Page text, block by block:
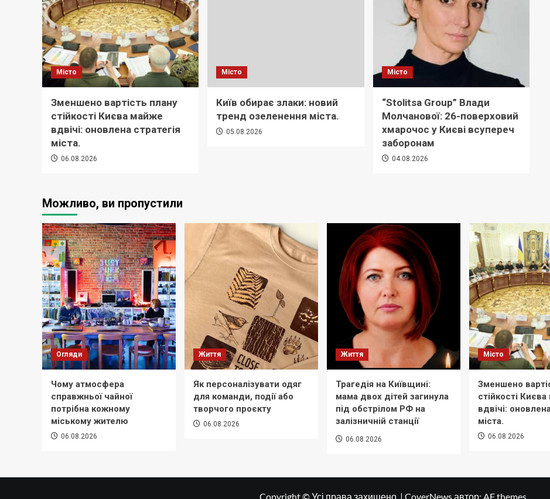
Місто
Зменшено вартість плану
стійкості Києва майже
вдвічі: оновлена стратегія
міста.
06.08.2026
Місто
Київ обирає злаки: новий
тренд озеленення міста.
05.08.2026
Місто
“Stolitsa Group” Влади
Молчанової: 26-поверховий
хмарочос у Києві всупереч
заборонам
04.08.2026
Можливо, ви пропустили
Огляди
Чому атмосфера
справжньої чайної
потрібна кожному
міському жителю
06.08.2026
Життя
Як персоналізувати одяг
для команди, події або
творчого проєкту
06.08.2026
Життя
Трагедія на Київщині:
мама двох дітей загинула
під обстрілом РФ на
залізничній станції
06.08.2026
Місто
Зменшено
стійкості
вдвічі:
міста.
06.08.2026
Copyright © Усі права захищено. | CoverNewsавтор: AF themes.